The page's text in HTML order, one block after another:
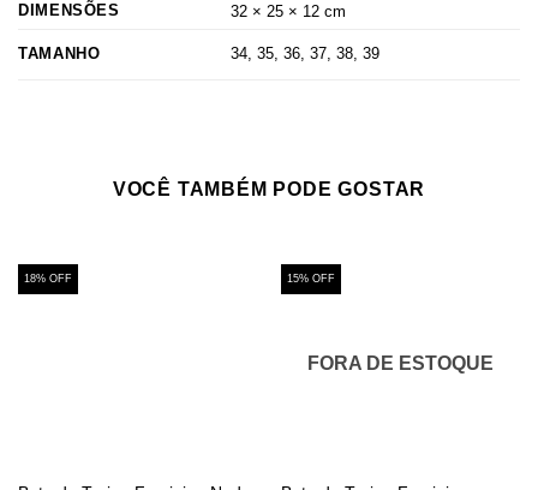
DIMENSÕES
32 × 25 × 12 cm
TAMANHO 34, 35, 36, 37, 38, 39
VOCÊ TAMBÉM PODE GOSTAR
18% OFF 15% OFF
FORA DE ESTOQUE